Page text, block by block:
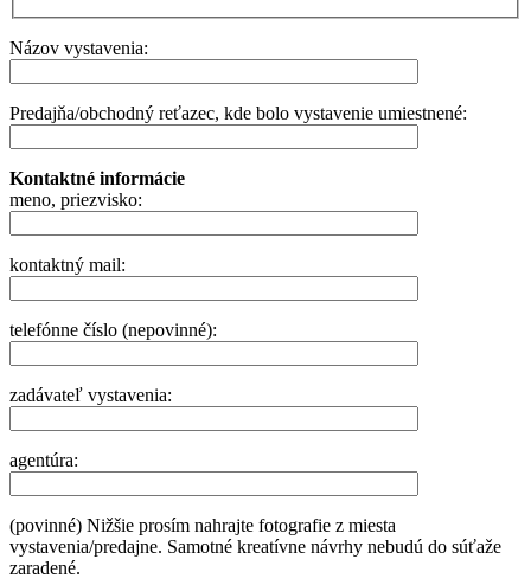
Názov vystavenia:
Predajňa/obchodný reťazec, kde bolo vystavenie umiestnené:
Kontaktné informácie
meno, priezvisko:
kontaktný mail:
telefónne číslo (nepovinné):
zadávateľ vystavenia:
agentúra:
(povinné) Nižšie prosím nahrajte fotografie z miesta
vystavenia/predajne. Samotné kreatívne návrhy nebudú do súťaže
zaradené.